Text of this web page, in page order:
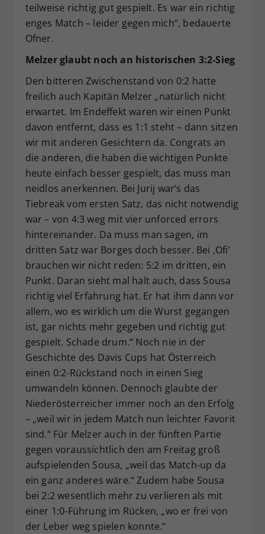
teilweise richtig gut gespielt. Es war ein richtig
enges Match – leider gegen mich“, bedauerte
Ofner.
Melzer glaubt noch an historischen 3:2-Sieg
Den bitteren Zwischenstand von 0:2 hatte
freilich auch Kapitän Melzer „natürlich nicht
erwartet. Im Endeffekt waren wir einen Punkt
davon entfernt, dass es 1:1 steht – dann sitzen
wir mit anderen Gesichtern da. Congrats an
die anderen, die haben die wichtigen Punkte
heute einfach besser gespielt, das muss man
neidlos anerkennen. Bei Jurij war’s das
Tiebreak vom ersten Satz, das nicht notwendig
war – von 4:3 weg mit vier unforced errors
hintereinander. Da muss man sagen, im
dritten Satz war Borges doch besser. Bei ‚Ofi’
brauchen wir nicht reden: 5:2 im dritten, ein
Punkt. Daran sieht mal halt auch, dass Sousa
richtig viel Erfahrung hat. Er hat ihm dann vor
allem, wo es wirklich um die Wurst gegangen
ist, gar nichts mehr gegeben und richtig gut
gespielt. Schade drum.“ Noch nie in der
Geschichte des Davis Cups hat Österreich
einen 0:2-Rückstand noch in einen Sieg
umwandeln können. Dennoch glaubte der
Niederösterreicher immer noch an den Erfolg
– „weil wir in jedem Match nun leichter Favorit
sind.“ Für Melzer auch in der fünften Partie
gegen voraussichtlich den am Freitag groß
aufspielenden Sousa, „weil das Match-up da
ein ganz anderes wäre.“ Zudem habe Sousa
bei 2:2 wesentlich mehr zu verlieren als mit
einer 1:0-Führung im Rücken, „wo er frei von
der Leber weg spielen konnte.“